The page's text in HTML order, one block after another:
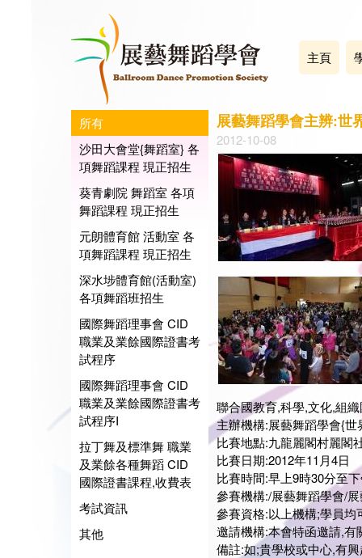
主頁
所有
沙田大會堂{舞蹈室} 各
項舞蹈課程 現正招生
葵青劇院 舞蹈室 各項
舞蹈課程 現正招生
元朗體育館 活動室 各
項舞蹈課程 現正招生
深水埗體育館(活動室)
各項舞蹈班招生
國際舞蹈理事會 CID
職業及業餘國際證書考
試程序
國際舞蹈理事會 CID
職業及業餘國際證書考
試程序I
拉丁舞及標準舞 職業
及業餘各種舞蹈 CID
國際證書課程,收費表
考試資訊
其他
展藝舞蹈學會主辨:世
2012-10-08
聯合國教育,科學,文化,組
主辦機構:展藝舞蹈學會{
比賽地點:九龍麗閣村麗閣
比賽日期:2012年11月4日
比賽時間:早上9時30分至
參賽機構:/展藝舞蹈學會/
參賽資格:以上機構;學員均
邀請機構:本會特函邀請,
備註:如;貴學校或中心,有